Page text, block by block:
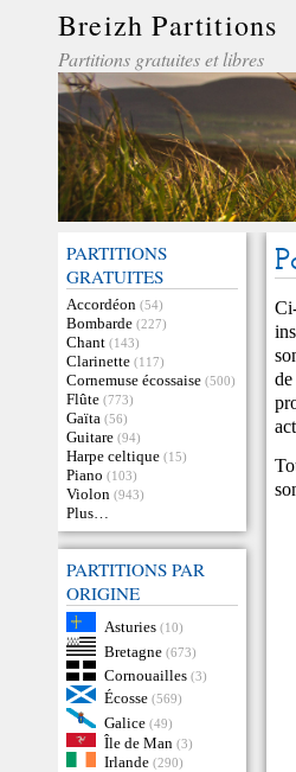
Breizh Partitions
Partitions gratuites et libres
PARTITIONS
GRATUITES
Accordéon (54)
Bombarde (227)
Chant (143)
Clarinette (117)
Cornemuse écossaise (500)
Flûte (773)
Gaïta (56)
Guitare (94)
Harpe celtique (15)
Piano (103)
Violon (943)
Plus…
PARTITIONS PAR
ORIGINE
Asturies (10)
Bretagne (673)
Cornouailles (3)
Écosse (569)
Galice (49)
Île de Man (3)
Irlande (290)